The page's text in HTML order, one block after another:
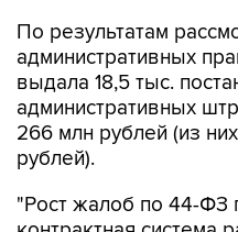
По результатам
административных
выдала 18,5 тыс.
административных
266 млн рублей (из
рублей).
"Рост жалоб по 44-ФЗ